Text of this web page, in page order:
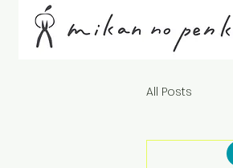
All Posts